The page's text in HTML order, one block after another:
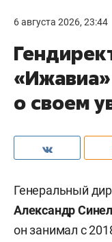
6 августа 2026, 23:44
о своем
Генеральный
Александр
он занимал с